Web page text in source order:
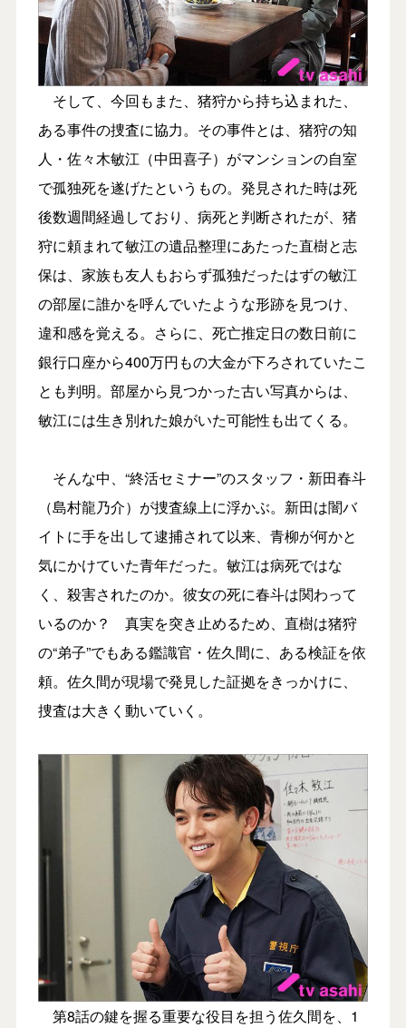
そして、今回もまた、猪狩から持ち込まれた、
ある事件の捜査に協力。その事件とは、猪狩の知
人・佐々木敏江（中田喜子）がマンションの自室
で孤独死を遂げたというもの。発見された時は死
後数週間経過しており、病死と判断されたが、猪
狩に頼まれて敏江の遺品整理にあたった直樹と志
保は、家族も友人もおらず孤独だったはずの敏江
の部屋に誰かを呼んでいたような形跡を見つけ、
違和感を覚える。さらに、死亡推定日の数日前に
銀行口座から400万円もの大金が下ろされていたこ
とも判明。部屋から見つかった古い写真からは、
敏江には生き別れた娘がいた可能性も出てくる。
そんな中、“終活セミナー”のスタッフ・新田春斗
（島村龍乃介）が捜査線上に浮かぶ。新田は闇バ
イトに手を出して逮捕されて以来、青柳が何かと
気にかけていた青年だった。敏江は病死ではな
く、殺害されたのか。彼女の死に春斗は関わって
いるのか？ 真実を突き止めるため、直樹は猪狩
の“弟子”でもある鑑識官・佐久間に、ある検証を依
頼。佐久間が現場で発見した証拠をきっかけに、
捜査は大きく動いていく。
第8話の鍵を握る重要な役目を担う佐久間を、1